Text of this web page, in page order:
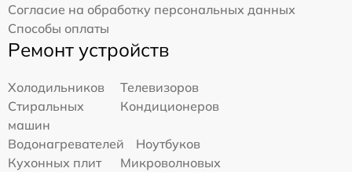
Согласие на обработку персональных данных
Способы оплаты
Ремонт устройств
Холодильников
Телевизоров
Стиральных
машин
Кондиционеров
Водонагревателей
Ноутбуков
Кухонных плит
Микроволновых